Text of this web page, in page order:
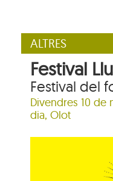
ALTRES
Festival
Festival del
Divendres 10 de
dia, Olot